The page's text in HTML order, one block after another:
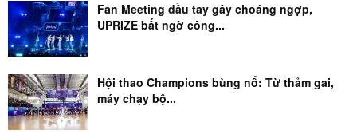
Fan Meeting đầu tay gây choáng ngợp,
UPRIZE bất ngờ công...
Hội thao Champions bùng nổ: Từ thảm gai,
máy chạy bộ...